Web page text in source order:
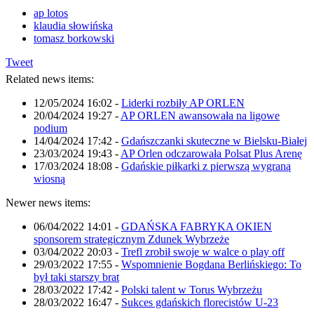
ap lotos
klaudia słowińska
tomasz borkowski
Tweet
Related news items:
12/05/2024 16:02 - Liderki rozbiły AP ORLEN
20/04/2024 19:27 - AP ORLEN awansowała na ligowe
podium
14/04/2024 17:42 - Gdańszczanki skuteczne w Bielsku-Białej
23/03/2024 19:43 - AP Orlen odczarowała Polsat Plus Arenę
17/03/2024 18:08 - Gdańskie piłkarki z pierwszą wygraną
wiosną
Newer news items:
06/04/2022 14:01 - GDAŃSKA FABRYKA OKIEN
sponsorem strategicznym Zdunek Wybrzeże
03/04/2022 20:03 - Trefl zrobił swoje w walce o play off
29/03/2022 17:55 - Wspomnienie Bogdana Berlińskiego: To
był taki starszy brat
28/03/2022 17:42 - Polski talent w Torus Wybrzeżu
28/03/2022 16:47 - Sukces gdańskich florecistów U-23